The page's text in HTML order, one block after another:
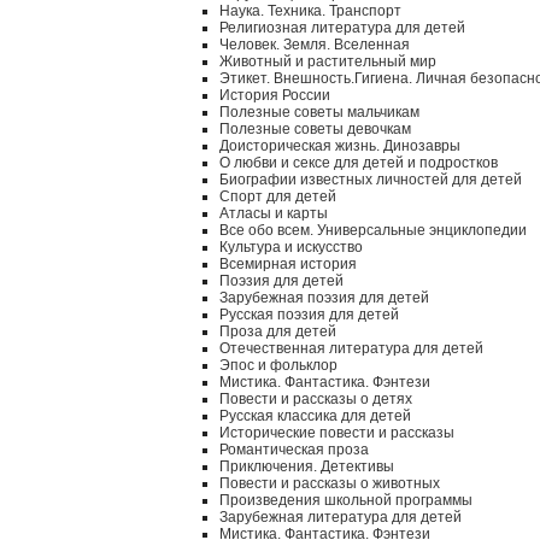
Наука. Техника. Транспорт
Религиозная литература для детей
Человек. Земля. Вселенная
Животный и растительный мир
Этикет. Внешность.Гигиена. Личная
История России
Полезные советы мальчикам
Полезные советы девочкам
Доисторическая жизнь. Динозавры
О любви и сексе для детей и подростков
Биографии известных личностей для детей
Спорт для детей
Атласы и карты
Все обо всем. Универсальные энциклопедии
Культура и искусство
Всемирная история
Поэзия для детей
Зарубежная поэзия для детей
Русская поэзия для детей
Проза для детей
Отечественная литература для детей
Эпос и фольклор
Мистика. Фантастика. Фэнтези
Повести и рассказы о детях
Русская классика для детей
Исторические повести и рассказы
Романтическая проза
Приключения. Детективы
Повести и рассказы о животных
Произведения школьной программы
Зарубежная литература для детей
Мистика. Фантастика. Фэнтези